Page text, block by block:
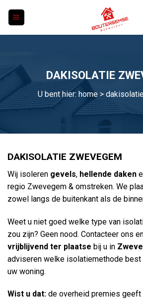
DAKISOLATIE
U bent hier: home>
DAKISOLATIE ZWEVEGEM
Wij isoleren gevels, hellende daken
regio Zwevegem & omstreken. We
zowel langs de buitenkant als de
Weet u niet goed welke type van
zou zijn? Geen nood. Contacteer ons
vrijblijvend ter plaatse bij u in
adviseren welke isolatiemethode
uw woning.
Wist u dat: de overheid premies geeft